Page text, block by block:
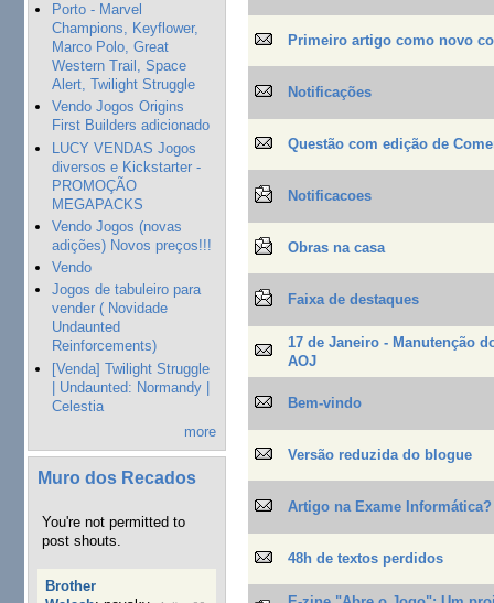
Porto - Marvel
Champions, Keyflower,
Marco Polo, Great
Western Trail, Space
Alert, Twilight Struggle
Vendo Jogos Origins
First Builders adicionado
LUCY VENDAS Jogos
diversos e Kickstarter -
PROMOÇÃO
MEGAPACKS
Vendo Jogos (novas
adições) Novos preços!!!
Vendo
Jogos de tabuleiro para
vender ( Novidade
Undaunted
Reinforcements)
[Venda] Twilight Struggle
| Undaunted: Normandy |
Celestia
more
Muro dos Recados
You're not permitted to
post shouts.
Brother
Primeiro artigo como novo
Notificações
Questão com edição de
Notificacoes
Obras na casa
Faixa de destaques
17 de Janeiro - Manutenção
AOJ
Bem-vindo
Versão reduzida do blogue
Artigo na Exame Informática?
48h de textos perdidos